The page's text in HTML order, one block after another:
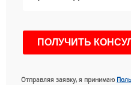
Отправляя заявку, я принимаю